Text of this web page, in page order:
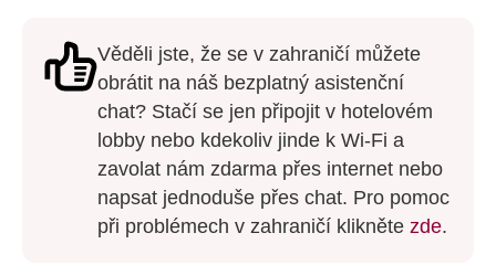
Věděli jste, že se v zahraničí můžete
obrátit na náš bezplatný asistenční
chat? Stačí se jen připojit v hotelovém
lobby nebo kdekoliv jinde k Wi-Fi a
zavolat nám zdarma přes internet nebo
napsat jednoduše přes chat. Pro pomoc
při problémech v zahraničí klikněte zde.